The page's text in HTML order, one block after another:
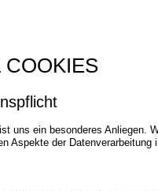
COOKIES
uns ein besonderes
Aspekte der Datenverarbeitung